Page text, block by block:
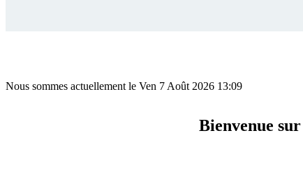
Nous sommes actuellement le Ven 7 Août 2026 13:09
Bienvenue